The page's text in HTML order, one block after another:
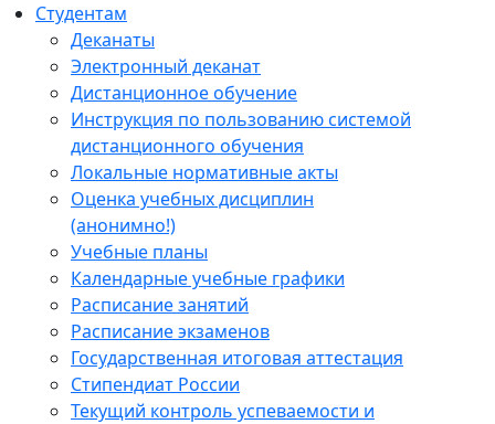
Студентам
Деканаты
Электронный деканат
Дистанционное обучение
Инструкция по пользованию системой
дистанционного обучения
Локальные нормативные акты
Оценка учебных дисциплин
(анонимно!)
Учебные планы
Календарные учебные графики
Расписание занятий
Расписание экзаменов
Государственная итоговая аттестация
Стипендиат России
Текущий контроль успеваемости и